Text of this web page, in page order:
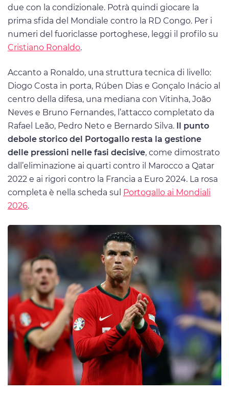
due con la condizionale. Potrà quindi giocare la
prima sfida del Mondiale contro la RD Congo. Per i
numeri del fuoriclasse portoghese, leggi il profilo su
Cristiano Ronaldo.
Accanto a Ronaldo, una struttura tecnica di livello:
Diogo Costa in porta, Rúben Dias e Gonçalo Inácio al
centro della difesa, una mediana con Vitinha, João
Neves e Bruno Fernandes, l’attacco completato da
Rafael Leão, Pedro Neto e Bernardo Silva.
Il punto
debole storico del Portogallo resta la gestione
delle pressioni nelle fasi decisive, come dimostrato
dall’eliminazione ai quarti contro il Marocco a Qatar
2022 e ai rigori contro la Francia a Euro 2024. La rosa
completa è nella scheda sul
Portogallo ai Mondiali
2026.